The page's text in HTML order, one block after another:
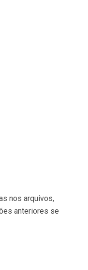
nos arquivos,
anteriores se